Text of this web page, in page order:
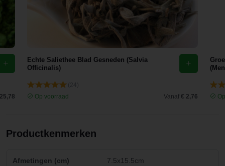
Echte Saliethee Blad Gesneden (Salvia
Officinalis)
Op voorraad
Vanaf € 2,76
Productkenmerken
Afmetingen (cm) 7.5x15.5cm